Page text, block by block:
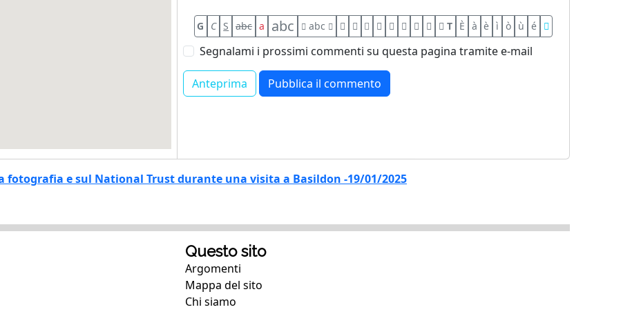
G C S abc a abc abc T È à è ì ò ù é
Segnalami i prossimi commenti su questa pagina tramite e-mail
fotografia e sul National Trust durante una visita a Basildon -19/01/2025
Questo sito
Argomenti
Mappa del sito
Chi siamo